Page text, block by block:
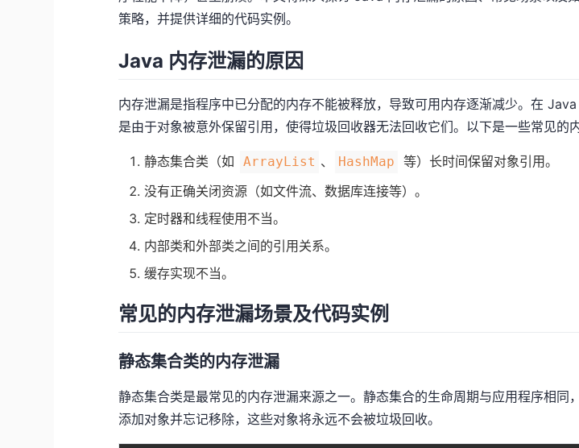
策略，并提供详细的代码实例。
Java 内存泄漏的原因
内存泄漏是指程序中已分配的内存不能被释放，导致可用内存逐渐减少。在
是由于对象被意外保留引用，使得垃圾回收器无法回收它们。以下是一些常见的
静态集合类（如 ArrayList 、 HashMap
等）长时间保留对象引用。
没有正确关闭资源（如文件流、数据库连接等）。
定时器和线程使用不当。
内部类和外部类之间的引用关系。
缓存实现不当。
常见的内存泄漏场景及代码实例
静态集合类的内存泄漏
静态集合类是最常见的内存泄漏来源之一。静态集合的生命周期与应用程序相同
添加对象并忘记移除，这些对象将永远不会被垃圾回收。